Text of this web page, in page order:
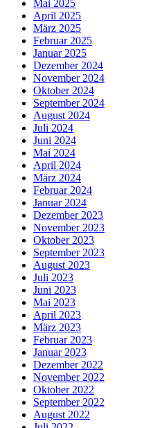
Mai 2025
April 2025
März 2025
Februar 2025
Januar 2025
Dezember 2024
November 2024
Oktober 2024
September 2024
August 2024
Juli 2024
Juni 2024
Mai 2024
April 2024
März 2024
Februar 2024
Januar 2024
Dezember 2023
November 2023
Oktober 2023
September 2023
August 2023
Juli 2023
Juni 2023
Mai 2023
April 2023
März 2023
Februar 2023
Januar 2023
Dezember 2022
November 2022
Oktober 2022
September 2022
August 2022